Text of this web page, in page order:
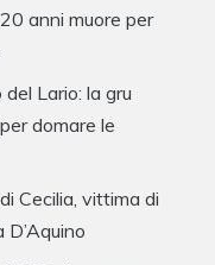
anni muore per
Lario: la gru
domare le
Cecilia, vittima di